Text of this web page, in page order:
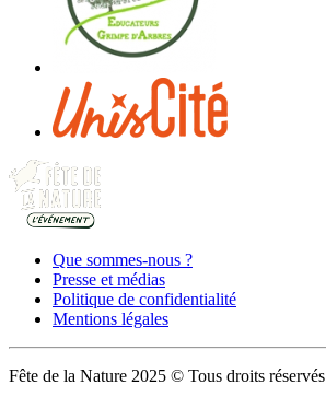
Que sommes-nous ?
Presse et médias
Politique de confidentialité
Mentions légales
Fête de la Nature 2025 © Tous droits réservés